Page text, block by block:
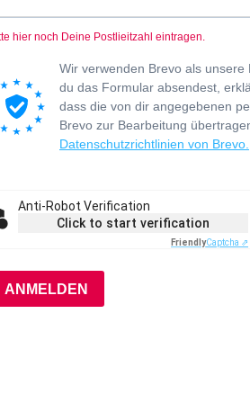
hier noch Deine Postlieitzahl eintragen.
Wir verwenden Brevo als
du das Formular absendest,
dass die von dir angegebenen
Brevo zur Bearbeitung
Datenschutzrichtlinien von Brevo.
Anti-Robot Verification
Click to start verification
FriendlyCaptcha ⇗
ANMELDEN